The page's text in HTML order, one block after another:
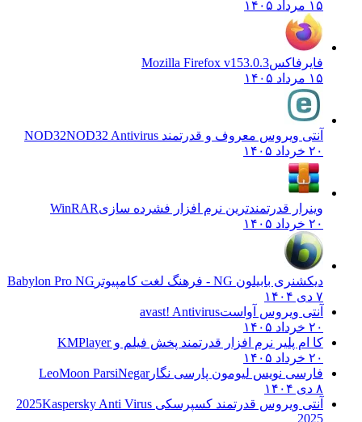
۱۵ مرداد ۱۴۰۵
فایرفاکسMozilla Firefox v153.0.3
۱۵ مرداد ۱۴۰۵
آنتی ویروس معروف و قدرتمند NOD32 NOD32 Antivirus
۲۰ خرداد ۱۴۰۵
وینرار قدرتمندترین نرم افزار فشرده سازیWinRAR
۲۰ خرداد ۱۴۰۵
دیکشنری بابیلون NG - فرهنگ لغت کامپیوتر
Babylon Pro NG
۷ دی ۱۴۰۴
آنتی ویروس آواستavast! Antivirus
۲۰ خرداد ۱۴۰۵
کا ام پلیر نرم افزار قدرتمند پخش فیلم وKMPlayer
۲۰ خرداد ۱۴۰۵
فارسی نویس لیومون پارسی نگارLeoMoon ParsiNegar
۸ دی ۱۴۰۴
آنتی ویروس قدرتمند کسپرسکی 2025 Kaspersky Anti Virus
2025